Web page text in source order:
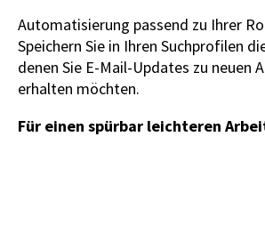
Automatisierung passend zu Ihrer
Speichern Sie in Ihren Suchprofilen
denen Sie E-Mail-Updates zu neuen
erhalten möchten.
Für einen spürbar leichteren